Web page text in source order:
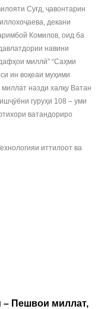
Суғд, ҷавонтарин
декани
Комилов, оид ба
навини
миллӣ” “Саҳми
ин воқеаи муҳими
назди халқу Ватан
гуруҳи 108 – уми
ватандориро
иттилоот ва
– Пешвои миллат,